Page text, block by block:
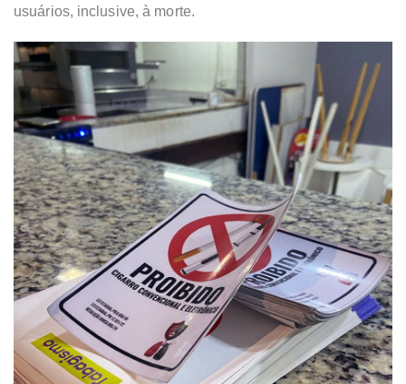
usuários, inclusive, à morte.